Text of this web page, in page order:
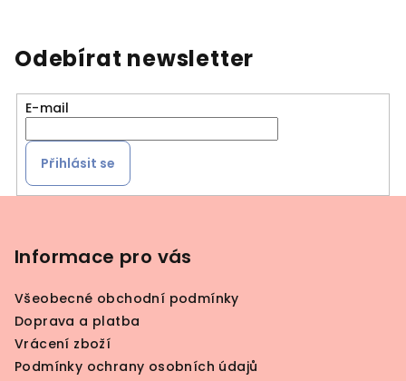
Odebírat newsletter
E-mail
Přihlásit se
Informace pro vás
Všeobecné obchodní podmínky
Doprava a platba
Vrácení zboží
Podmínky ochrany osobních údajů